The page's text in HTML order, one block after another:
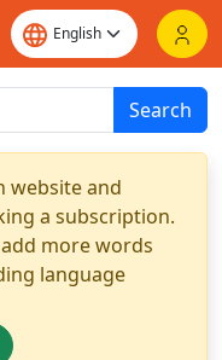
Search
website and
a subscription.
more words
language